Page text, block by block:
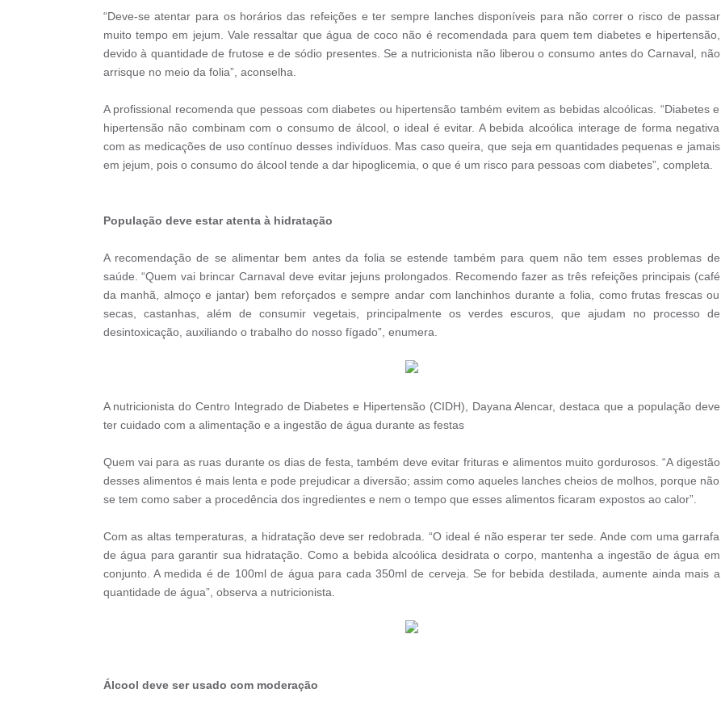
“Deve-se atentar para os horários das refeições e ter sempre lanches disponíveis para não correr o risco de passar
muito tempo em jejum. Vale ressaltar que água de coco não é recomendada para quem tem diabetes e hipertensão,
devido à quantidade de frutose e de sódio presentes. Se a nutricionista não liberou o consumo antes do Carnaval, não
arrisque no meio da folia”, aconselha.
A profissional recomenda que pessoas com diabetes ou hipertensão também evitem as bebidas alcoólicas. “Diabetes e
hipertensão não combinam com o consumo de álcool, o ideal é evitar. A bebida alcoólica interage de forma negativa
com as medicações de uso contínuo desses indivíduos. Mas caso queira, que seja em quantidades pequenas e jamais
em jejum, pois o consumo do álcool tende a dar hipoglicemia, o que é um risco para pessoas com diabetes”, completa.
População deve estar atenta à hidratação
A recomendação de se alimentar bem antes da folia se estende também para quem não tem esses problemas de
saúde. “Quem vai brincar Carnaval deve evitar jejuns prolongados. Recomendo fazer as três refeições principais (café
da manhã, almoço e jantar) bem reforçados e sempre andar com lanchinhos durante a folia, como frutas frescas ou
secas, castanhas, além de consumir vegetais, principalmente os verdes escuros, que ajudam no processo de
desintoxicação, auxiliando o trabalho do nosso fígado”, enumera.
A nutricionista do Centro Integrado de Diabetes e Hipertensão (CIDH), Dayana Alencar, destaca que a população deve
ter cuidado com a alimentação e a ingestão de água durante as festas
Quem vai para as ruas durante os dias de festa, também deve evitar frituras e alimentos muito gordurosos. “A digestão
desses alimentos é mais lenta e pode prejudicar a diversão; assim como aqueles lanches cheios de molhos, porque não
se tem como saber a procedência dos ingredientes e nem o tempo que esses alimentos ficaram expostos ao calor”.
Com as altas temperaturas, a hidratação deve ser redobrada. “O ideal é não esperar ter sede. Ande com uma garrafa
de água para garantir sua hidratação. Como a bebida alcoólica desidrata o corpo, mantenha a ingestão de água em
conjunto. A medida é de 100ml de água para cada 350ml de cerveja. Se for bebida destilada, aumente ainda mais a
quantidade de água”, observa a nutricionista.
Álcool deve ser usado com moderação